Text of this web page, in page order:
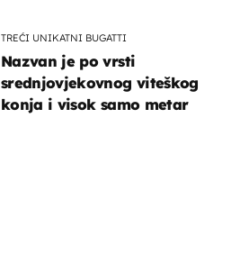
TREĆI UNIKATNI BUGATTI
Nazvan je po vrsti
srednjovjekovnog viteškog
konja i visok samo metar